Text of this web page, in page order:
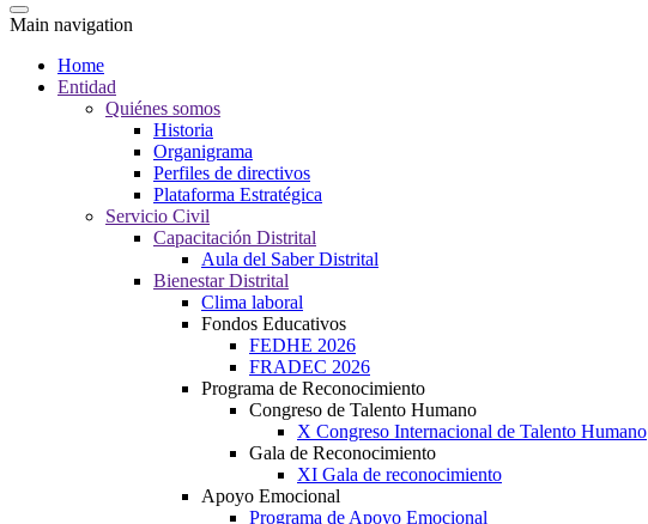
Main navigation
Home
Entidad
Quiénes somos
Historia
Organigrama
Perfiles de directivos
Plataforma Estratégica
Servicio Civil
Capacitación Distrital
Aula del Saber Distrital
Bienestar Distrital
Clima laboral
Fondos Educativos
FEDHE 2026
FRADEC 2026
Programa de Reconocimiento
Congreso de Talento Humano
X Congreso Internacional de Talento Humano
Gala de Reconocimiento
XI Gala de reconocimiento
Apoyo Emocional
Programa de Apoyo Emocional